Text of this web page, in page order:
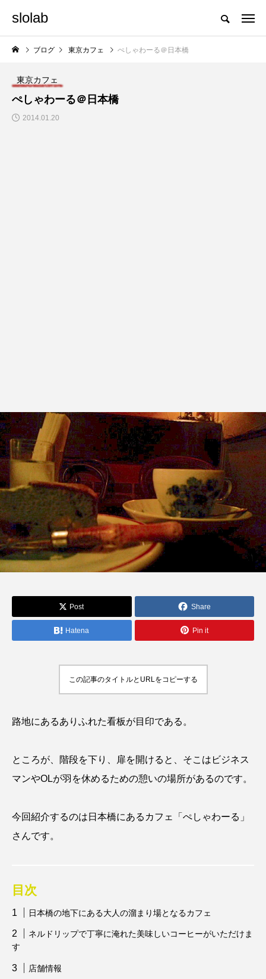
slolab
ブログ 東京カフェ ぺしゃわーる＠日本橋
東京カフェ
ぺしゃわーる＠日本橋
2014.01.20
Post Share
Hatena Pin it
この記事のタイトルとURLをコピーする
路地にあるありふれた看板が目印である。
ところが、階段を下り、扉を開けると、そこはビジネス
マンやOLが羽を休めるための憩いの場所があるのです。
今回紹介するのは日本橋にあるカフェ「ぺしゃわーる」
さんです。
目次
日本橋の地下にある大人の溜まり場となるカフェ
ネルドリップで丁寧に淹れた美味しいコーヒーがいただけま
す
店舗情報